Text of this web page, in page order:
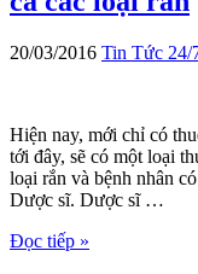
20/03/2016 Tin Tức 24/
Hiện nay, mới chỉ có
tới đây, sẽ có một loại
loại rắn và bệnh nhân
Dược sĩ. Dược sĩ …
Đọc tiếp »